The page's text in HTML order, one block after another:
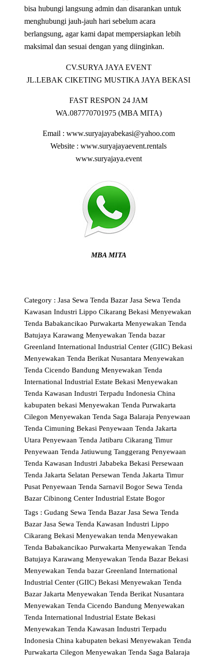
bisa hubungi langsung admin dan disarankan untuk
menghubungi jauh-jauh hari sebelum acara
berlangsung, agar kami dapat mempersiapkan lebih
maksimal dan sesuai dengan yang diinginkan.
CV.SURYA JAYA EVENT
JL.LEBAK CIKETING MUSTIKA JAYA BEKASI
FAST RESPON 24 JAM
WA.087770701975 (MBA MITA)
Email : www.suryajayabekasi@yahoo.com
Website : www.suryajayaevent.rentals
www.suryajaya.event
MBA MITA
Category : Jasa Sewa Tenda BazarJasa Sewa Tenda
Kawasan Industri Lippo Cikarang BekasiMenyewakan
Tenda Babakancikao PurwakartaMenyewakan Tenda
Batujaya KarawangMenyewakan Tenda bazar
Greenland International Industrial Center (GIIC) Bekasi
Menyewakan Tenda Berikat NusantaraMenyewakan
Tenda Cicendo BandungMenyewakan Tenda
International Industrial Estate BekasiMenyewakan
Tenda Kawasan Industri Terpadu Indonesia China
kabupaten bekasiMenyewakan Tenda Purwakarta
CilegonMenyewakan Tenda Saga BalarajaPenyewaan
Tenda Cimuning BekasiPenyewaan Tenda Jakarta
UtaraPenyewaan Tenda Jatibaru Cikarang Timur
Penyewaan Tenda Jatiuwung TanggerangPenyewaan
Tenda Kawasan Industri Jababeka BekasiPersewaan
Tenda Jakarta SelatanPersewan Tenda Jakarta Timur
Pusat Penyewaan Tenda Sarnavil Bogor Sewa Tenda
Bazar Cibinong Center Industrial Estate Bogor
Tags : Gudang Sewa Tenda BazarJasa Sewa Tenda
BazarJasa Sewa Tenda Kawasan Industri Lippo
Cikarang BekasiMenyewakan tendaMenyewakan
Tenda Babakancikao PurwakartaMenyewakan Tenda
Batujaya KarawangMenyewakan Tenda Bazar Bekasi
Menyewakan Tenda bazar Greenland International
Industrial Center (GIIC) BekasiMenyewakan Tenda
Bazar JakartaMenyewakan Tenda Berikat Nusantara
Menyewakan Tenda Cicendo BandungMenyewakan
Tenda International Industrial Estate Bekasi
Menyewakan Tenda Kawasan Industri Terpadu
Indonesia China kabupaten bekasiMenyewakan Tenda
Purwakarta CilegonMenyewakan Tenda Saga Balaraja